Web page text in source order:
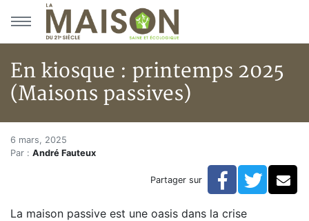
Aller au menu principal
Aller au contenu principal
En kiosque : printemps 2025
(Maisons passives)
Accueil
Articles
En kiosque : printemps 2025 (Maisons passives)
En kiosque : printemps 2025
6 mars, 2025
Par : André Fauteux
Partager sur Facebook
La maison passive est une oasis dans la crise